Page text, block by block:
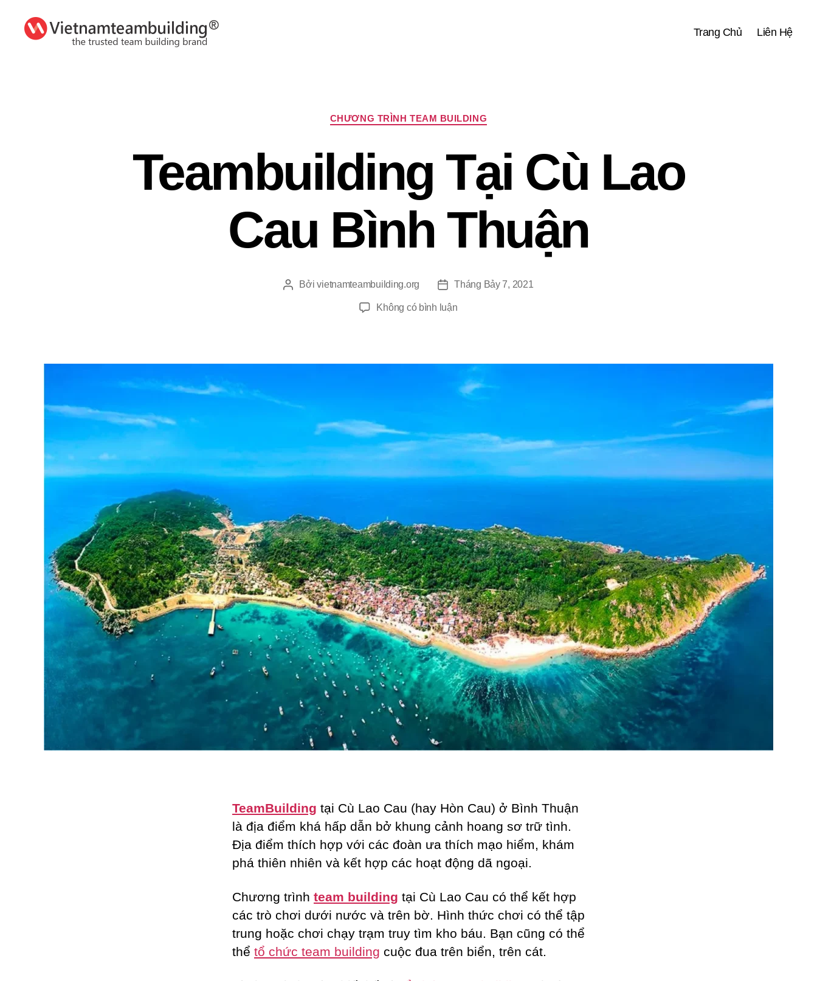
Trang Chủ Liên Hệ
Chuyên
mục
CHƯƠNG TRÌNH TEAM BUILDING
Teambuilding Tại Cù Lao
Cau Bình Thuận
TácBởivietnamteambuilding.org
NgàyTháng Bảy 7, 2021
Không có bình luậnở
Lao
Cau
Bình
TeamBuilding tại Cù Lao Cau (hay Hòn Cau) ở Bình Thuận
là địa điểm khá hấp dẫn bở khung cảnh hoang sơ trữ tình.
Địa điểm thích hợp với các đoàn ưa thích mạo hiểm, khám
phá thiên nhiên và kết hợp các hoạt động dã ngoại.
Chương trình team building tại Cù Lao Cau có thể kết hợp
các trò chơi dưới nước và trên bờ. Hình thức chơi có thể tập
trung hoặc chơi chạy trạm truy tìm kho báu. Bạn cũng có thể
thể tổ chức team building cuộc đua trên biển, trên cát.